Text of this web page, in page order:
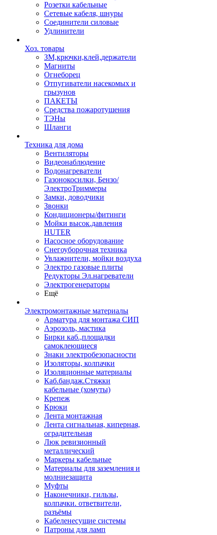
Розетки кабельные
Сетевые кабеля, шнуры
Соединители силовые
Удлинители
Хоз. товары
ЗМ,крючки,клей,держатели
Магниты
Огнеборец
Отпугиватели насекомых и
грызунов
ПАКЕТЫ
Средства пожаротушения
ТЭНы
Шланги
Техника для дома
Вентиляторы
Видеонаблюдение
Водонагреватели
Газонокосилки, Бензо/
ЭлектроТриммеры
Замки, доводчики
Звонки
Кондиционеры/фитинги
Мойки высок.давления
HUTER
Насосное оборудование
Снегоуборочная техника
Увлажнители, мойки воздуха
Электро газовые плиты
Редукторы Эл.нагреватели
Электрогенераторы
Ещё
Электромонтажные материалы
Арматура для монтажа СИП
Аэрозоль, мастика
Бирки каб.,площадки
самоклеющиеся
Знаки электробезопасности
Изоляторы, колпачки
Изоляционные материалы
Каб.бандаж.Стяжки
кабельные (хомуты)
Крепеж
Крюки
Лента монтажная
Лента сигнальная, киперная,
оградительная
Люк ревизионный
металлический
Маркеры кабельные
Материалы для заземления и
молниезащита
Муфты
Наконечники, гильзы,
колпачки. ответвители,
разъёмы
Кабеленесущие системы
Патроны для ламп